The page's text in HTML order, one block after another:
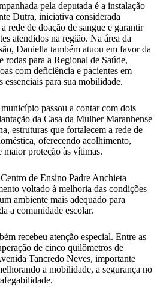
pela deputada é a instalação
Dutra, iniciativa considerada
rede de doação de sangue e garantir
atendidos na região. Na área da
Daniella também atuou em favor da
rodas para a Regional de Saúde,
com deficiência e pacientes em
essenciais para sua mobilidade.
passou a contar com dois
da Casa da Mulher Maranhense
estruturas que fortalecem a rede de
oferecendo acolhimento,
maior proteção às vítimas.
de Ensino Padre Anchieta
voltado à melhoria das condições
ambiente mais adequado para
a comunidade escolar.
recebeu atenção especial. Entre as
de cinco quilômetros de
Tancredo Neves, importante
a mobilidade, a segurança no